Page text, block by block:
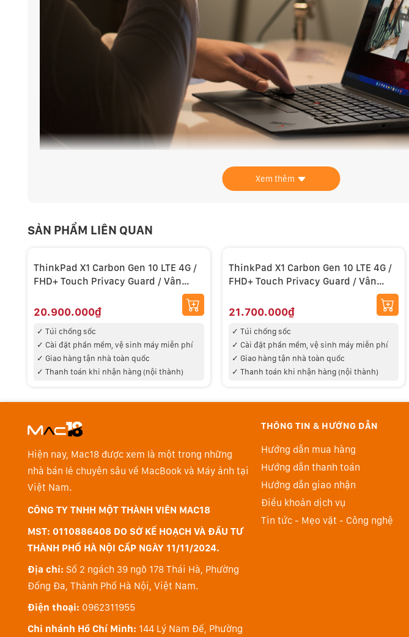
ThinkPad X1 Carbon Gen 10 bán khi nào?
Lenovo đã công bố ThinkPad X1 Carbon Gen 10 tại CES 2022, nhưng nó chưa được
thức bán thường cách đó khoảng 2 – 3 tháng. Với ThinkPad X1 Carbon Gen 10,
ThinkPad X1 Carbon Gen 10 sử dụng bộ vi xử lý của Intel mới nhất. Mà Intel cũng
CES 2022 nên để trang bị trên dòng laptop mới, Lenovo phải chờ Intel hoàn thiện
xuất số lượng lớn. Các fan của ThinkPad X1 Carbon sẽ rất tự hào vì đây là một trong
Đánh giá ThinkPad X1 Carbon Gen 10
Xem thêm
SẢN PHẨM LIÊN QUAN
ThinkPad X1 Carbon Gen 10 LTE 4G /
FHD+ Touch Privacy Guard / Vân
512GB SSD LTE 4G
20.900.000₫
✓ Túi chống sốc
✓ Cài đặt phần mềm, vệ sinh máy miễn phí
✓ Giao hàng tận nhà toàn quốc
✓ Thanh toán khi nhận hàng (nội thành)
ThinkPad X1 Carbon Gen 10 LTE 4G /
FHD+ Touch Privacy Guard / Vân
Carbon Core I7 1270P 16GB 512GB LTE
4G
21.700.000₫
✓ Túi chống sốc
✓ Cài đặt phần mềm, vệ sinh máy miễn phí
✓ Giao hàng tận nhà toàn quốc
✓ Thanh toán khi nhận hàng (nội thành)
Hiện nay, Mac18 được xem là một trong những
nhà bán lẻ chuyên sâu về MacBook và Máy ảnh tại
Việt Nam.
CÔNG TY TNHH MỘT THÀNH VIÊN MAC18
MST: 0110886408 DO SỞ KẾ HOẠCH VÀ ĐẦU TƯ
THÀNH PHỐ HÀ NỘI CẤP NGÀY 11/11/2024.
Địa chỉ: Số 2 ngách 39 ngõ 178 Thái Hà, Phường
Đống Đa, Thành Phố Hà Nội, Việt Nam.
Điện thoại: 0962311955
Chi nhánh Hồ Chí Minh: 144 Lý Nam Đế, Phường
THÔNG TIN & HƯỚNG DẪN
Hướng dẫn mua hàng
Hướng dẫn thanh toán
Hướng dẫn giao nhận
Điều khoản dịch vụ
Tin tức - Mẹo vặt - Công nghệ